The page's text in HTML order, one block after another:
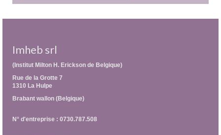
Imheb srl
(Institut Milton H. Erickson de Belgique)
Rue de la Grotte 7
1310 La Hulpe
Brabant wallon (Belgique)
N° d'entreprise : 0730.787.508